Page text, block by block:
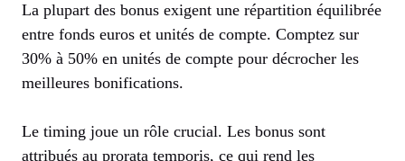
La plupart des bonus exigent une répartition équilibrée
entre fonds euros et unités de compte. Comptez sur
30% à 50% en unités de compte pour décrocher les
meilleures bonifications.
Le timing joue un rôle crucial. Les bonus sont
attribués au prorata temporis, ce qui rend les